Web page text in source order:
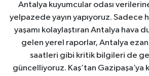
Antalya kuyumcular odası
yelpazede yayın yapıyoruz. Sadece
yaşamı kolaylaştıran Antalya hava
gelen yerel raporlar, Antalya
saatleri gibi kritik bilgileri de
güncelliyoruz. Kaş’tan Gazipaşa’ya